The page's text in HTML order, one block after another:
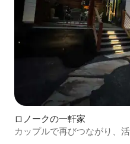
ロノークの一軒家
カップルで再びつながり、